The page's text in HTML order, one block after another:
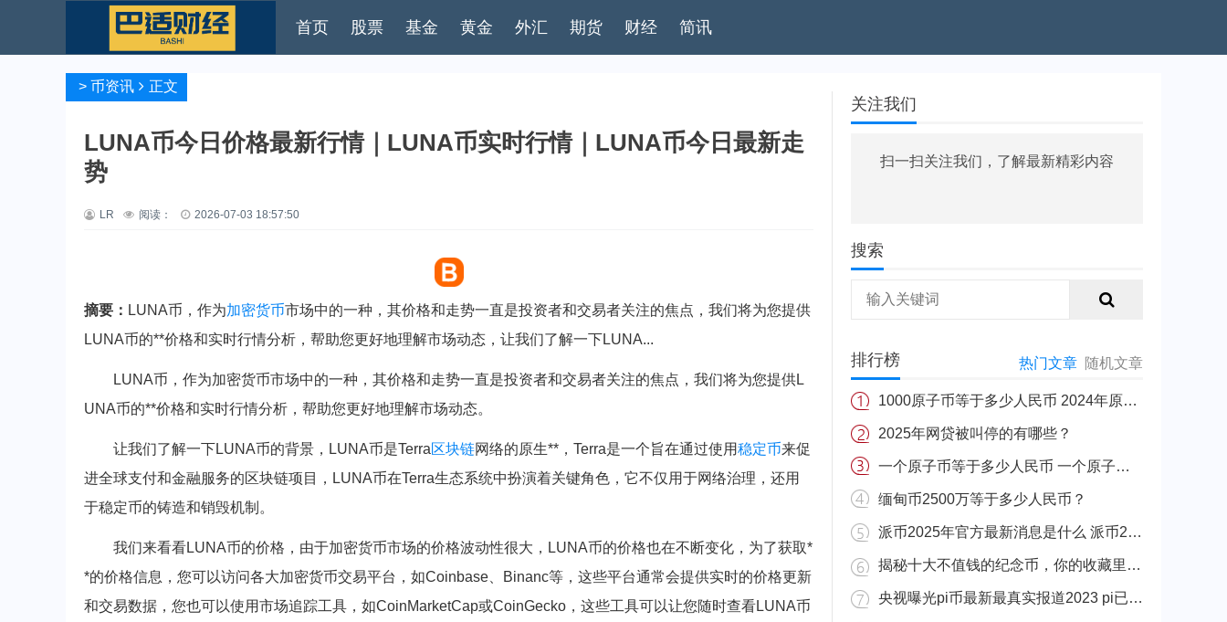
首页 股票 基金 黄金 外汇 期货 财经 简讯
> 币资讯 正文
LUNA币今日价格最新行情｜LUNA币实时行情｜LUNA币今日最新走
势
LR 阅读： 2026-07-03 18:57:50
摘要： LUNA币，作为加密货币市场中的一种，其价格和走势一直是投资者和交易者关注的焦点，我们将为您提供
LUNA币的**价格和实时行情分析，帮助您更好地理解市场动态，让我们了解一下LUNA...
LUNA币，作为加密货币市场中的一种，其价格和走势一直是投资者和交易者关注的焦点，我们将为您提供L
UNA币的**价格和实时行情分析，帮助您更好地理解市场动态。
让我们了解一下LUNA币的背景，LUNA币是Terra区块链网络的原生**，Terra是一个旨在通过使用稳定币来促
进全球支付和金融服务的区块链项目，LUNA币在Terra生态系统中扮演着关键角色，它不仅用于网络治理，还用
于稳定币的铸造和销毁机制。
我们来看看LUNA币的价格，由于加密货币市场的价格波动性很大，LUNA币的价格也在不断变化，为了获取*
*的价格信息，您可以访问各大加密货币交易平台，如Coinbase、Binanc等，这些平台通常会提供实时的价格更新
和交易数据，您也可以使用市场追踪工具，如CoinMarketCap或CoinGecko，这些工具可以让您随时查看LUNA币
关注我们
扫一扫关注我们，了解最新精彩内容
搜索
排行榜 热门文章 随机文章
1000原子币等于多少人民币 2024年原子币最新价格介绍一览
2025年网贷被叫停的有哪些？
一个原子币等于多少人民币 一个原子币价格介绍
缅甸币2500万等于多少人民币？
派币2025年官方最新消息是什么 派币2025年官方最新消息真实分享
揭秘十大不值钱的纪念币，你的收藏里有吗？
央视曝光pi币最新最真实报道2023 pi已经成功了是真的吗（假的）